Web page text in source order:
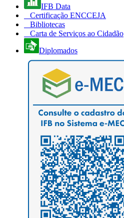
IFB Data
Certificação ENCCEJA
Bibliotecas
Carta de Serviços ao Cidadão
Diplomados